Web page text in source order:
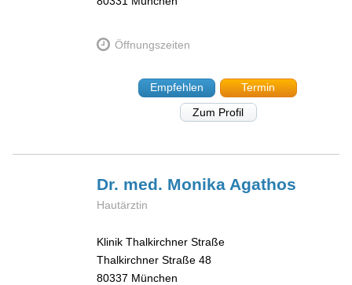
Öffnungszeiten
Empfehlen
Termin
Zum Profil
Dr. med. Monika Agathos
Hautärztin
Klinik Thalkirchner Straße
Thalkirchner Straße 48
80337 München